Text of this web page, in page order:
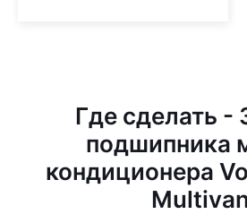
Где сделать -
подшипника
кондиционера